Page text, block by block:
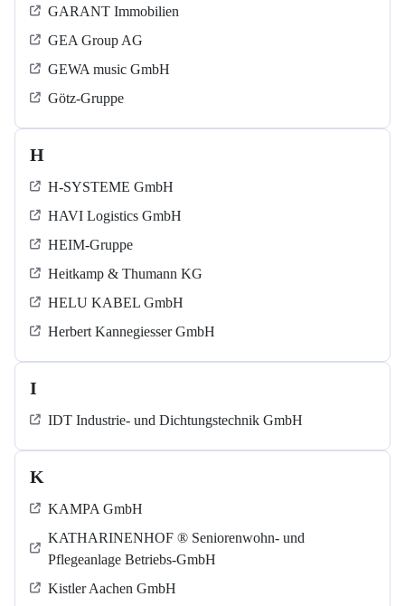
GARANT Immobilien
GEA Group AG
GEWA music GmbH
Götz-Gruppe
H
H-SYSTEME GmbH
HAVI Logistics GmbH
HEIM-Gruppe
Heitkamp & Thumann KG
HELU KABEL GmbH
Herbert Kannegiesser GmbH
I
IDT Industrie- und Dichtungstechnik GmbH
K
KAMPA GmbH
KATHARINENHOF ® Seniorenwohn- und
Pflegeanlage Betriebs-GmbH
Kistler Aachen GmbH